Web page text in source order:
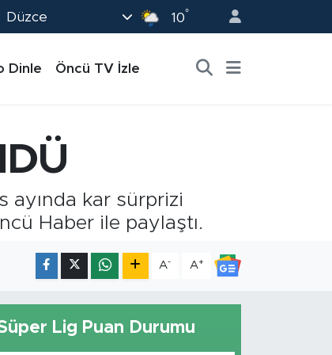
Düzce 10°
Dinle Öncü TV İzle
ayında kar sürprizi
Haber ile paylaştı.
A- A+
Lig Puan Durumu